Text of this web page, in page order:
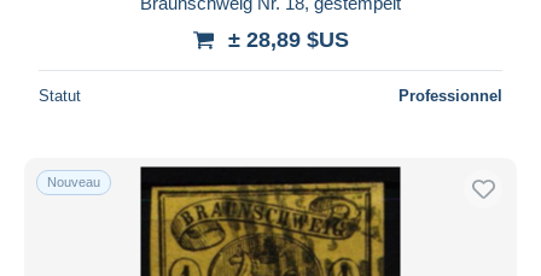
± 28,89 $US
Statut Professionnel
Nouveau